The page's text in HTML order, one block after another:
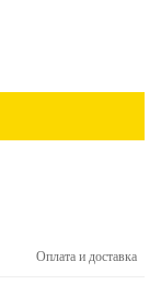
Оплата и доставка